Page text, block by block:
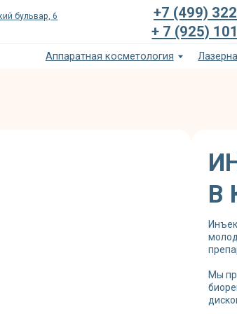
+7 (499) 322-27-36
+ 7 (925) 101-18-47
Аппаратная косметология Лазерная эпиляция
6
В
Мы